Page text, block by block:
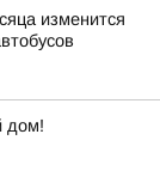
изменится
дом!